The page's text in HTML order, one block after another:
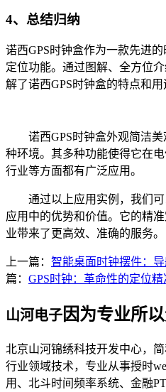
4、总结归纳
诺西GPS时钟盒作为一款先进
定位功能。通过图解、全方位
解了诺西GPS时钟盒的特点和用
诺西GPS时钟盒外观简洁美
种环境。其多种功能使得它在
行业等方面都有广泛应用。
通过以上应用实例，我们可
应用中的优势和价值。它的精
业带来了更高效、准确的服务。
上一篇： 智能桌面时钟摆件：
篇： GPS时钟：革命性的定位
山河电子因为专业所
北京山河锦绣科技开发中心，
行业领域技术，专业从事授时
用、北斗时间频率系统、金融